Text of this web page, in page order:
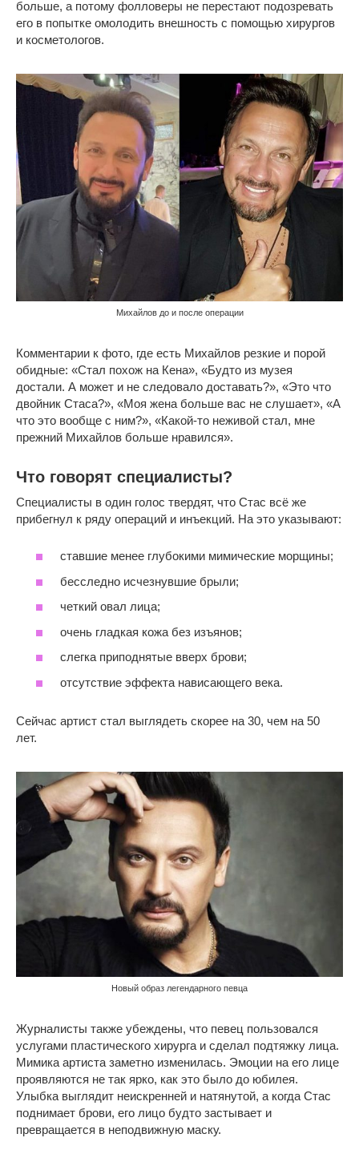
больше, а потому фолловеры не перестают подозревать
его в попытке омолодить внешность с помощью хирургов
и косметологов.
Михайлов до и после операции
Комментарии к фото, где есть Михайлов резкие и порой
обидные: «Стал похож на Кена», «Будто из музея
достали. А может и не следовало доставать?», «Это что
двойник Стаса?», «Моя жена больше вас не слушает», «А
что это вообще с ним?», «Какой-то неживой стал, мне
прежний Михайлов больше нравился».
Что говорят специалисты?
Специалисты в один голос твердят, что Стас всё же
прибегнул к ряду операций и инъекций. На это указывают:
ставшие менее глубокими мимические морщины;
бесследно исчезнувшие брыли;
четкий овал лица;
очень гладкая кожа без изъянов;
слегка приподнятые вверх брови;
отсутствие эффекта нависающего века.
Сейчас артист стал выглядеть скорее на 30, чем на 50
лет.
Новый образ легендарного певца
Журналисты также убеждены, что певец пользовался
услугами пластического хирурга и сделал подтяжку лица.
Мимика артиста заметно изменилась. Эмоции на его лице
проявляются не так ярко, как это было до юбилея.
Улыбка выглядит неискренней и натянутой, а когда Стас
поднимает брови, его лицо будто застывает и
превращается в неподвижную маску.